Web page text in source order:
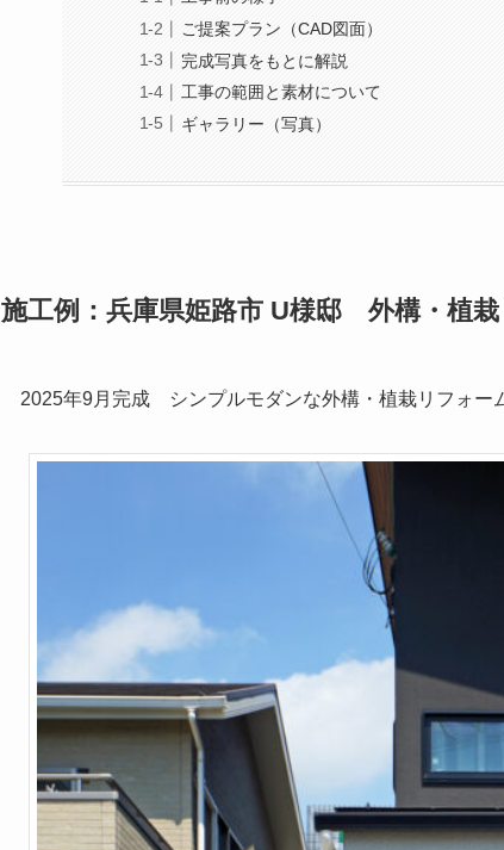
ご提案プラン（CAD図面）
完成写真をもとに解説
工事の範囲と素材について
ギャラリー（写真）
施工例：兵庫県姫路市 U様邸 外構・植
2025年9月完成 シンプルモダンな外構・植栽リフォー